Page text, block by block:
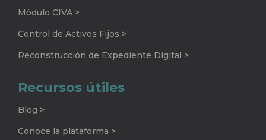
Módulo CIVA >
Control de Activos Fijos >
Reconstrucción de Expediente Digital >
Recursos útiles
Blog >
Conoce la plataforma >